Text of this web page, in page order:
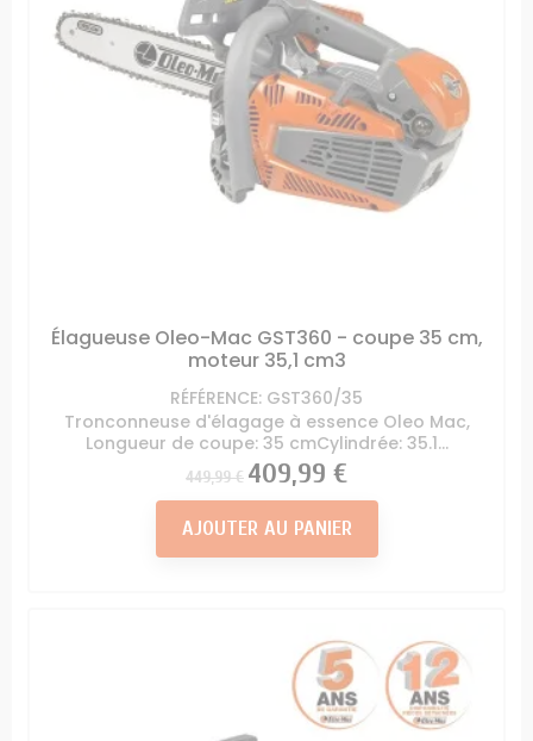
Élagueuse Oleo-Mac GST360 - coupe 35 cm,
moteur 35,1 cm3
RÉFÉRENCE: GST360/35
Tronconneuse d'élagage à essence Oleo Mac,
Longueur de coupe: 35 cmCylindrée: 35.1...
Prix
449,99 € Prix
409,99 €
AJOUTER AU PANIER